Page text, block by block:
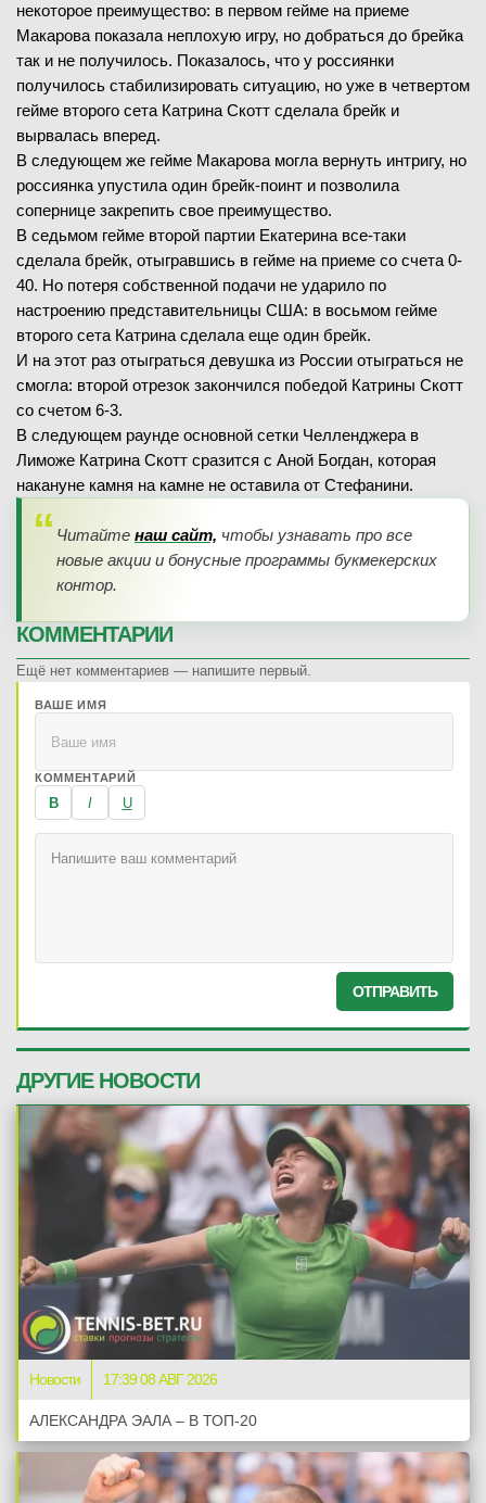
некоторое преимущество: в первом гейме на приеме
Макарова показала неплохую игру, но добраться до брейка
так и не получилось. Показалось, что у россиянки
получилось стабилизировать ситуацию, но уже в четвертом
гейме второго сета Катрина Скотт сделала брейк и
вырвалась вперед.
В следующем же гейме Макарова могла вернуть интригу, но
россиянка упустила один брейк-поинт и позволила
сопернице закрепить свое преимущество.
В седьмом гейме второй партии Екатерина все-таки
сделала брейк, отыгравшись в гейме на приеме со счета 0-
40. Но потеря собственной подачи не ударило по
настроению представительницы США: в восьмом гейме
второго сета Катрина сделала еще один брейк.
И на этот раз отыграться девушка из России отыграться не
смогла: второй отрезок закончился победой Катрины Скотт
со счетом 6-3.
В следующем раунде основной сетки Челленджера в
Лиможе Катрина Скотт сразится с Аной Богдан, которая
накануне камня на камне не оставила от Стефанини.
Читайте наш сайт, чтобы узнавать про все
новые акции и бонусные программы букмекерских
контор.
КОММЕНТАРИИ
Ещё нет комментариев — напишите первый.
ВАШЕ ИМЯ
КОММЕНТАРИЙ
B I U
ОТПРАВИТЬ
ДРУГИЕ НОВОСТИ
Новости 17:39 08 АВГ 2026
АЛЕКСАНДРА ЭАЛА – В ТОП-20